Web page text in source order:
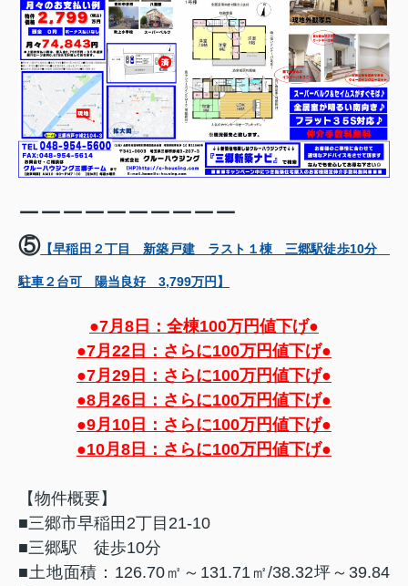
ーーーーーーーーーー
⑤【早稲田２丁目 新築戸建 ラスト１棟 三郷駅徒歩10分
駐車２台可 陽当良好 3,799万円】
●7月8日：全棟100万円値下げ●
●7月22日：さらに100万円値下げ●
●7月29日：さらに100万円値下げ●
●8月26日：さらに100万円値下げ●
●9月10日：さらに100万円値下げ●
●10月8日：さらに100万円値下げ●
【物件概要】
■三郷市早稲田2丁目21-10
■三郷駅 徒歩10分
■土地面積：126.70㎡～131.71㎡/38.32坪～39.84